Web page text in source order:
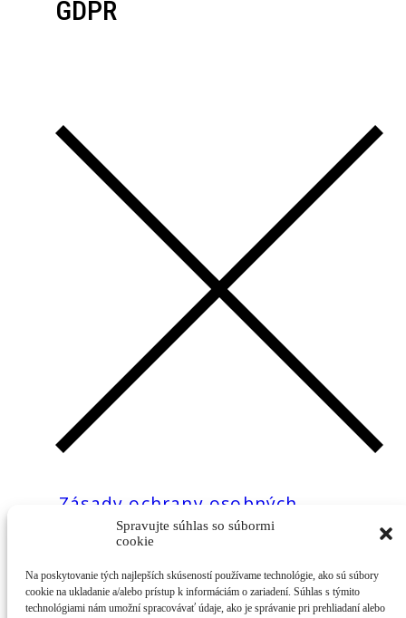
Spravujte súhlas so súbormi
cookie
Na poskytovanie tých najlepších skúseností používame technológie, ako sú súbory
cookie na ukladanie a/alebo prístup k informáciám o zariadení. Súhlas s týmito
technológiami nám umožní spracovávať údaje, ako je správanie pri prehliadaní alebo
GDPR
Zásady ochrany osobných
údajov
Príloha k Zásadám ochrany
osobných údajov – odvolanie